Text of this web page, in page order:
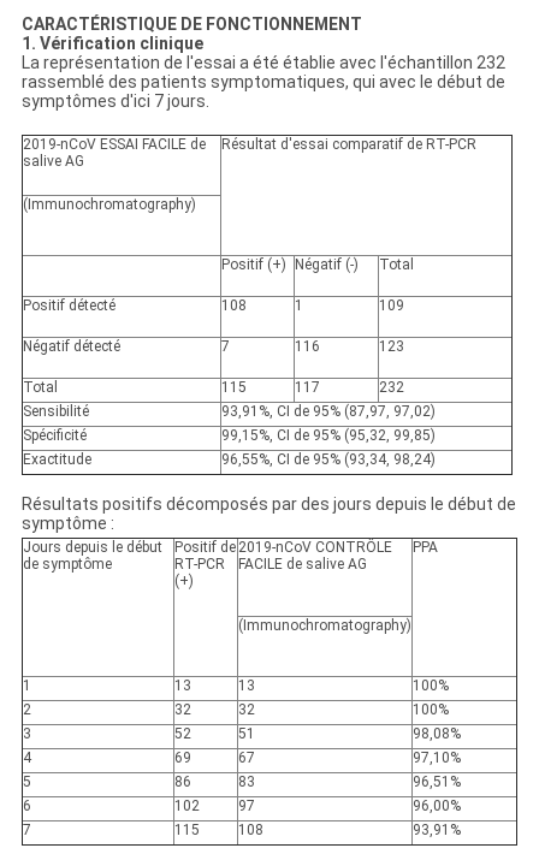
CARACTÉRISTIQUE DE FONCTIONNEMENT
1. Vérification clinique
La représentation de l'essai a été établie avec l'échantillon 232
rassemblé des patients symptomatiques, qui avec le début de
symptômes d'ici 7 jours.
2019-nCoV ESSAI FACILE de
salive AG
Résultat d'essai comparatif de RT-PCR
(Immunochromatography)
Positif (+) Négatif (-) Total
Positifdétecté 108 1 109
Négatifdétecté 7 116 123
Total 115 117
232
Sensibilité
93,91%, CI de 95% (87,97, 97,02)
Spécificité
99,15%, CI de 95% (95,32, 99,85)
Exactitude
96,55%, CI de 95% (93,34, 98,24)
Résultats positifs décomposés par des jours depuis le début de
symptôme :
Jours depuis le début
de symptôme
Positif de
RT-PCR
(+)
2019-nCoV CONTRÔLE
FACILE de salive AG
PPA
(Immunochromatography)
1 13 13
100%
2
32 32
100%
3
52 51
98,08%
4
69 67
97,10%
5
86 83
96,51%
6
102 97
96,00%
7
115 108 93,91%